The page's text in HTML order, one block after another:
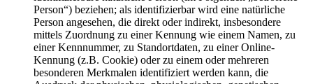
Person“) beziehen; als identifizierbar wird eine natürliche
Person angesehen, die direkt oder indirekt, insbesondere
mittels Zuordnung zu einer Kennung wie einem Namen, zu
einer Kennnummer, zu Standortdaten, zu einer Online-
Kennung (z.B. Cookie) oder zu einem oder mehreren
besonderen Merkmalen identifiziert werden kann, die